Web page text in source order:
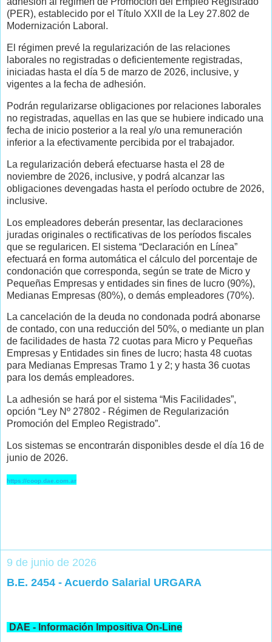
(PER), establecido por el Título XXII de la Ley 27.802 de
Modernización Laboral.
El régimen prevé la regularización de las relaciones
laborales no registradas o deficientemente registradas,
iniciadas hasta el día 5 de marzo de 2026, inclusive, y
vigentes a la fecha de adhesión.
Podrán regularizarse obligaciones por relaciones laborales
no registradas, aquellas en las que se hubiere indicado una
fecha de inicio posterior a la real y/o una remuneración
inferior a la efectivamente percibida por el trabajador.
La regularización deberá efectuarse hasta el 28 de
noviembre de 2026, inclusive, y podrá alcanzar las
obligaciones devengadas hasta el período octubre de 2026,
inclusive.
Los empleadores deberán presentar, las declaraciones
juradas originales o rectificativas de los períodos fiscales
que se regularicen. El sistema “Declaración en Línea”
efectuará en forma automática el cálculo del porcentaje de
condonación que corresponda, según se trate de Micro y
Pequeñas Empresas y entidades sin fines de lucro (90%),
Medianas Empresas (80%), o demás empleadores (70%).
La cancelación de la deuda no condonada podrá abonarse
de contado, con una reducción del 50%, o mediante un plan
de facilidades de hasta 72 cuotas para Micro y Pequeñas
Empresas y Entidades sin fines de lucro; hasta 48 cuotas
para Medianas Empresas Tramo 1 y 2; y hasta 36 cuotas
para los demás empleadores.
La adhesión se hará por el sistema “Mis Facilidades”,
opción “Ley Nº 27802 - Régimen de Regularización
Promoción del Empleo Registrado”.
Los sistemas se encontrarán disponibles desde el día 16 de
junio de 2026.
https://coop.dae.com.ar
9 de junio de 2026
B.E. 2454 - Acuerdo Salarial URGARA
DAE - Información Impositiva On-Line